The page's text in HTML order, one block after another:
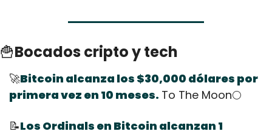
🍟Bocados cripto y tech
🚀Bitcoin alcanza los $30,000 dólares por
primera vez en 10 meses. To The Moon🌕
📝Los Ordinals en Bitcoin alcanzan 1